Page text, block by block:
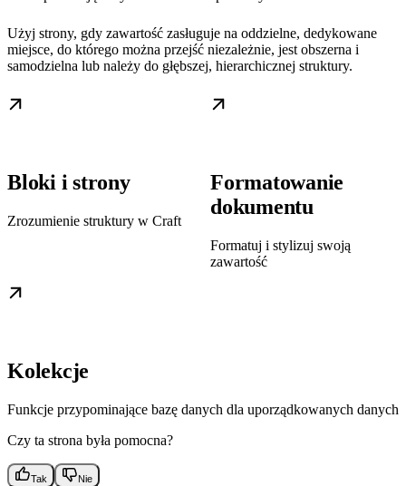
Użyj strony, gdy zawartość zasługuje na oddzielne, dedykowane
miejsce, do którego można przejść niezależnie, jest obszerna i
samodzielna lub należy do głębszej, hierarchicznej struktury.
Bloki i strony
Zrozumienie struktury w Craft
Formatowanie
dokumentu
Formatuj i stylizuj swoją
zawartość
Kolekcje
Funkcje przypominające bazę danych dla uporządkowanych danych
Czy ta strona była pomocna?
Tak Nie